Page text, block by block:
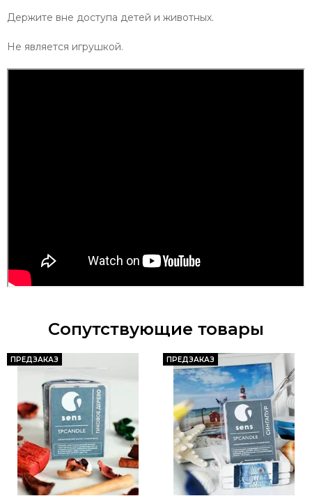
Держите вне доступа детей и животных.
Не является игрушкой.
Сопутствующие товары
ПРЕДЗАКАЗ ПРЕДЗАКАЗ